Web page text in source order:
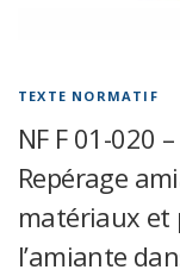
TEXTE NORMATIF
NF F 01-020
Repérage
matériaux et
l’amiante